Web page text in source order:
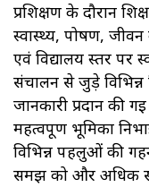
प्रशिक्षण के दौरान
स्वास्थ्य, पोषण,
एवं विद्यालय स्तर पर
संचालन से जुड़े विभिन्न
जानकारी प्रदान की
महत्वपूर्ण भूमिका
विभिन्न पहलुओं की
समझ को और अधिक